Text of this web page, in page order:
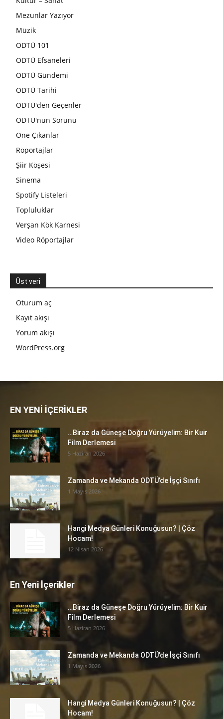
Mezunlar Yazıyor
Müzik
ODTÜ 101
ODTÜ Efsaneleri
ODTÜ Gündemi
ODTÜ Tarihi
ODTÜ'den Geçenler
ODTÜ'nün Sorunu
Öne Çıkanlar
Röportajlar
Şiir Köşesi
Sinema
Spotify Listeleri
Topluluklar
Verşan Kök Karnesi
Video Röportajlar
Üst veri
Oturum aç
Kayıt akışı
Yorum akışı
WordPress.org
EN YENİ İÇERİKLER
…Biraz da Güneşe Doğru Yürüyelim: Bir Kuir
Film Derlemesi
5 Haziran 2026
Zamanda ve Mekanda ODTÜ’de İşçi Sınıfı
1 Mayıs 2026
Hangi Medya Günleri Konuğusun? | Çöz
Hocam!
12 Nisan 2026
En Yeni İçerikler
…Biraz da Güneşe Doğru Yürüyelim: Bir Kuir
Film Derlemesi
5 Haziran 2026
Zamanda ve Mekanda ODTÜ’de İşçi Sınıfı
1 Mayıs 2026
Hangi Medya Günleri Konuğusun? | Çöz
Hocam!